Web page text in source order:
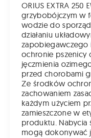
ORIUS EXTRA 250
grzybobójczym w
wodzie do
działaniu
ochronie pszenicy
jęczmienia
przed chorobami
Ze środków
zachowaniem
każdym użyciem
zamieszczone w
produktu. Nabycia
mogą dokonywać